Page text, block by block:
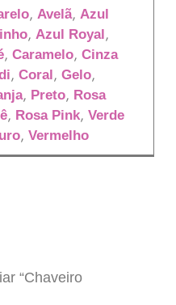
, Avelã, Azul
, Azul Royal,
, Caramelo, Cinza
, Coral, Gelo,
, Preto, Rosa
, Rosa Pink, Verde
, Vermelho
“Chaveiro